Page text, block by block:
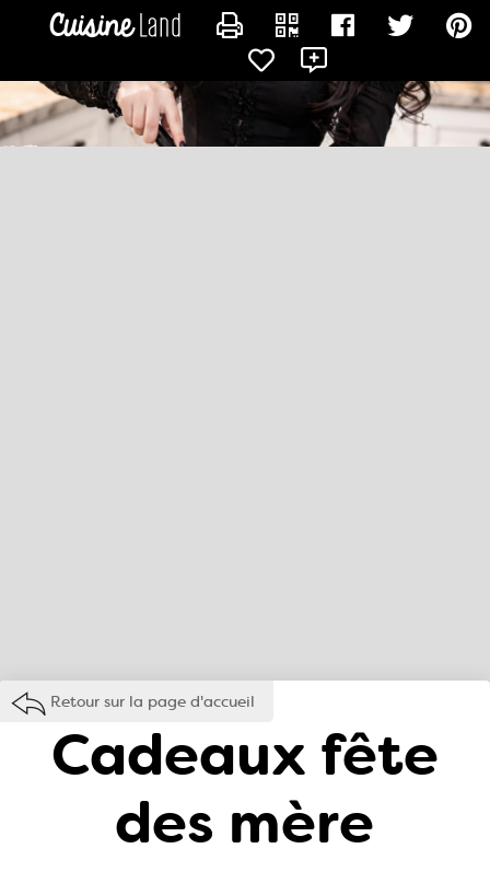
Retour sur la page d'accueil
Cadeaux fête
des mère
CONTACTER DELICOUS